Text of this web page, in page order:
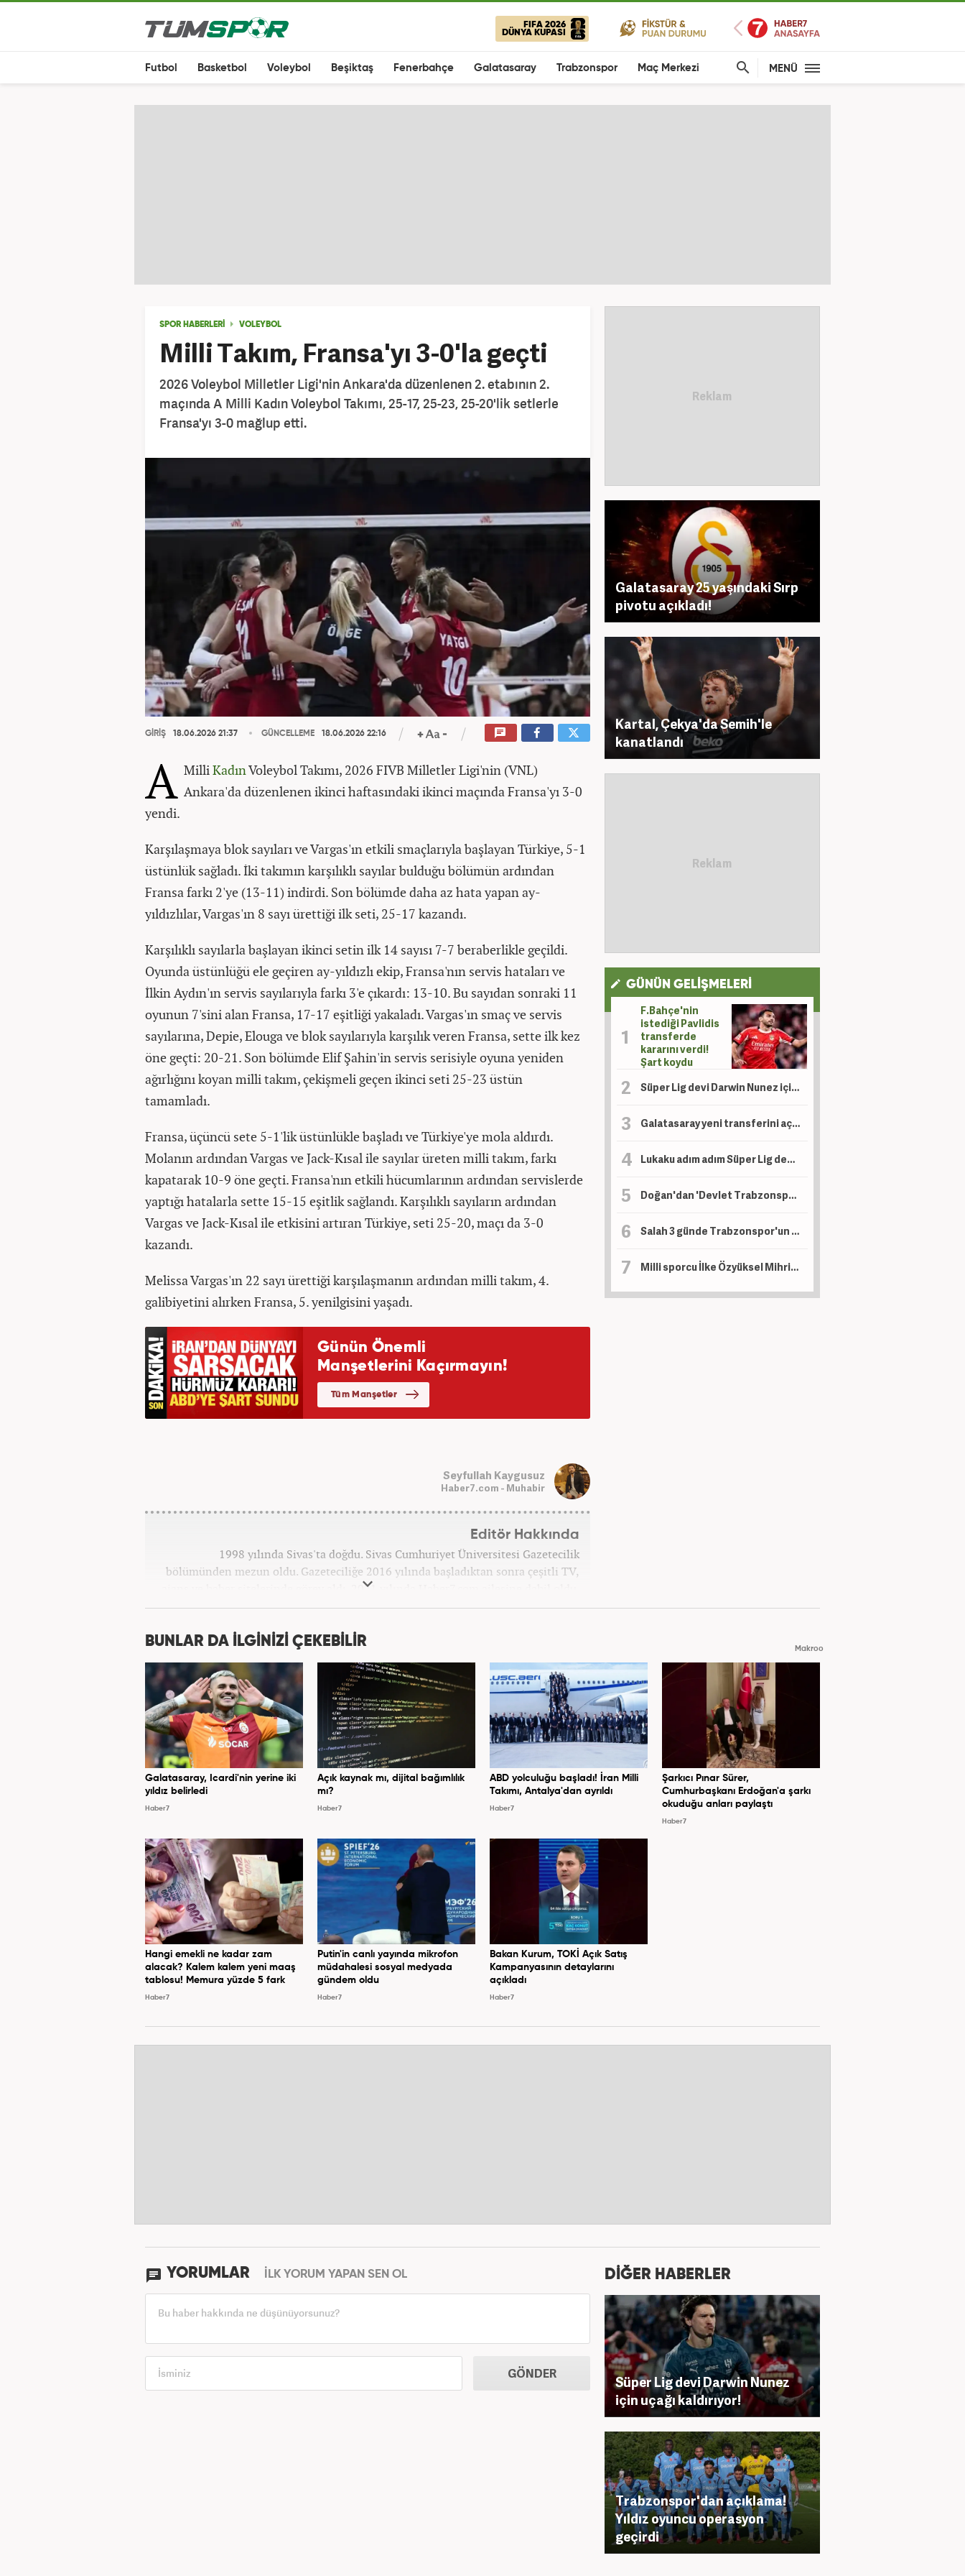
FIFA 2026
DÜNYA KUPASI
Futbol Basketbol Voleybol Beşiktaş Fenerbahçe Galatasaray Trabzonspor Maç Merkezi MENÜ
SPOR HABERLERİ VOLEYBOL
Milli Takım, Fransa'yı 3-0'la geçti
2026 Voleybol Milletler Ligi'nin Ankara'da düzenlenen 2. etabının 2.
maçında A Milli Kadın Voleybol Takımı, 25-17, 25-23, 25-20'lik setlerle
Fransa'yı 3-0 mağlup etti.
GİRİŞ 18.06.2026 21:37 GÜNCELLEME 18.06.2026 22:16
A MilliKadınVoleybol Takımı, 2026 FIVB Milletler Ligi'nin (VNL)
Ankara'da düzenlenen ikinci haftasındaki ikinci maçında Fransa'yı 3-0
yendi.
Karşılaşmaya blok sayıları ve Vargas'ın etkili smaçlarıyla başlayan Türkiye, 5-1
üstünlük sağladı. İki takımın karşılıklı sayılar bulduğu bölümün ardından
Fransa farkı 2'ye (13-11) indirdi. Son bölümde daha az hata yapan ay-
yıldızlılar, Vargas'ın 8 sayı ürettiği ilk seti, 25-17 kazandı.
Karşılıklı sayılarla başlayan ikinci setin ilk 14 sayısı 7-7 beraberlikle geçildi.
Oyunda üstünlüğü ele geçiren ay-yıldızlı ekip, Fransa'nın servis hataları ve
İlkin Aydın'ın servis sayılarıyla farkı 3'e çıkardı: 13-10. Bu sayıdan sonraki 11
oyunun 7'sini alan Fransa, 17-17 eşitliği yakaladı. Vargas'ın smaç ve servis
sayılarına, Depie, Elouga ve blok sayılarıyla karşılık veren Fransa, sette ilk kez
öne geçti: 20-21. Son bölümde Elif Şahin'in servis serisiyle oyuna yeniden
ağırlığını koyan milli takım, çekişmeli geçen ikinci seti 25-23 üstün
tamamladı.
Fransa, üçüncü sete 5-1'lik üstünlükle başladı ve Türkiye'ye mola aldırdı.
Molanın ardından Vargas ve Jack-Kısal ile sayılar üreten milli takım, farkı
kapatarak 10-9 öne geçti. Fransa'nın etkili hücumlarının ardından servislerde
yaptığı hatalarla sette 15-15 eşitlik sağlandı. Karşılıklı sayıların ardından
Vargas ve Jack-Kısal ile etkisini artıran Türkiye, seti 25-20, maçı da 3-0
kazandı.
Melissa Vargas'ın 22 sayı ürettiği karşılaşmanın ardından milli takım, 4.
galibiyetini alırken Fransa, 5. yenilgisini yaşadı.
Seyfullah Kaygusuz
Haber7.com - Muhabir
Editör Hakkında
1998 yılında Sivas'ta doğdu. Sivas Cumhuriyet Üniversitesi Gazetecilik
bölümünden mezun oldu. Gazeteciliğe 2016 yılında başladıktan sonra çeşitli TV,
ajans ve haber sitelerinde görev aldı. 2021 yılında Haber7.com ailesine dahil oldu.
Osmanlıca ve İngilizce bilmektedir. Mesleki hayatına Haber7.com’da devam
Galatasaray 25 yaşındaki Sırp
pivotu açıkladı!
Kartal, Çekya'da Semih'le
kanatlandı
GÜNÜN GELİŞMELERİ
F.Bahçe'nin
istediği Pavlidis
transferde
kararını verdi!
Şart koydu
Süper Lig devi Darwin Nunez için uçağı kaldırıyor!
Galatasaray yeni transferini açıkladı!
Lukaku adım adım Süper Lig devine! Peş peşe açıklamalar
Doğan'dan 'Devlet Trabzonspor'a para veriyor iddialarına yalanlama! 'Ahlaksızca'
Salah 3 günde Trabzonspor'un kasasını ağzına kadar doldurdu!
Milli sporcu İlke Özyüksel Mihrioğlu Avrupa şampiyonu oldu!
BUNLAR DA İLGİNİZİ ÇEKEBİLİR Makroo
Galatasaray, Icardi'nin yerine iki
yıldız belirledi
Haber7
Açık kaynak mı, dijital bağımlılık
mı?
Haber7
ABD yolculuğu başladı! İran Milli
Takımı, Antalya'dan ayrıldı
Haber7
Şarkıcı Pınar Sürer,
Cumhurbaşkanı Erdoğan'a şarkı
okuduğu anları paylaştı
Haber7
Hangi emekli ne kadar zam
alacak? Kalem kalem yeni maaş
tablosu! Memura yüzde 5 fark
Haber7
Putin'in canlı yayında mikrofon
müdahalesi sosyal medyada
gündem oldu
Haber7
Bakan Kurum, TOKİ Açık Satış
Kampanyasının detaylarını
açıkladı
Haber7
YORUMLAR İLK YORUM YAPAN SEN OL
GÖNDER
DİĞER HABERLER
Süper Lig devi Darwin Nunez
için uçağı kaldırıyor!
Trabzonspor'dan açıklama!
Yıldız oyuncu operasyon
geçirdi